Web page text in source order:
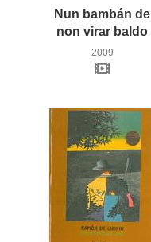
Nun bambán de
non virar baldo
2009